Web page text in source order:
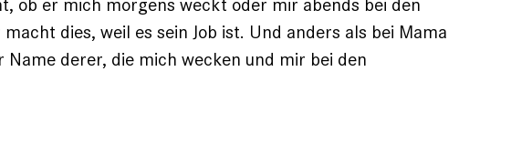
ob er mich morgens weckt oder mir abends bei den
dies, weil es sein Job ist. Und anders als bei Mama
Name derer, die mich wecken und mir bei den